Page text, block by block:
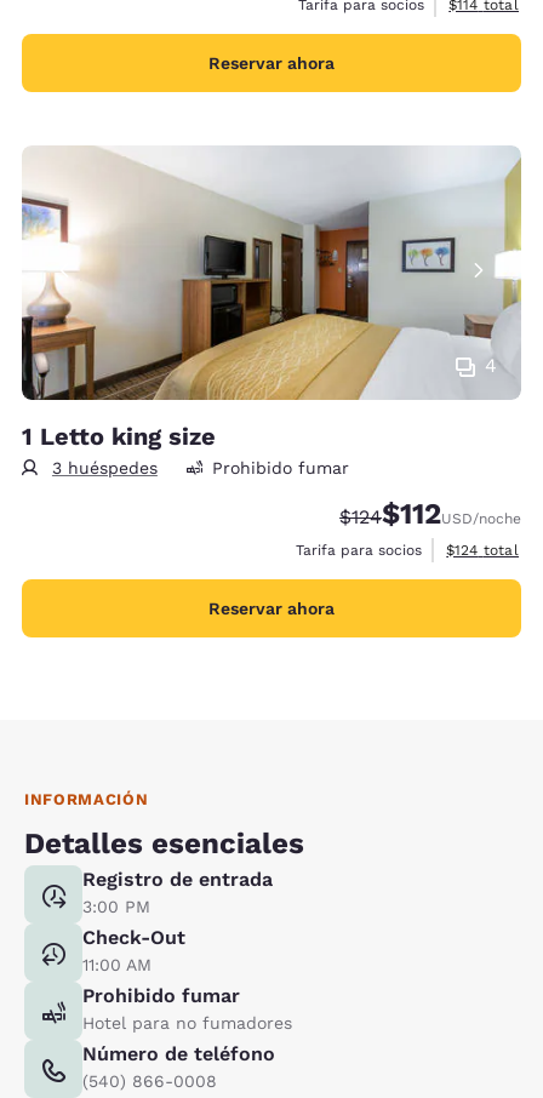
Tarifa para socios Ver detalles
$114 total
Reservar ahora
4
1 Letto king size
3 huéspedes Prohibido fumar
Precio tachado:
$124Precio con
$112USD/noche
Tarifa para socios
Ver detalles
$124 total
Reservar ahora
INFORMACIÓN
Detalles esenciales
Registro de entrada
3:00 PM
Check-Out
11:00 AM
Prohibido fumar
Hotel para no fumadores
Número de teléfono
(540) 866-0008